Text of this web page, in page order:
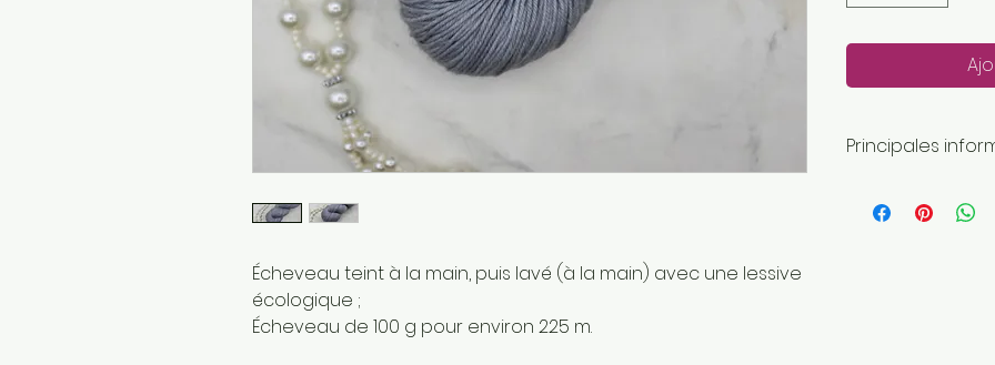
Écheveau teint à la main, puis lavé (à la main) avec une lessive
écologique ;
Écheveau de 100 g pour environ 225 m.
Principales
Envoyé par